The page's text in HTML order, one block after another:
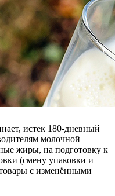
истек 180-дневный
молочной
жиры, на подготовку к
(смену упаковки и
с изменёнными